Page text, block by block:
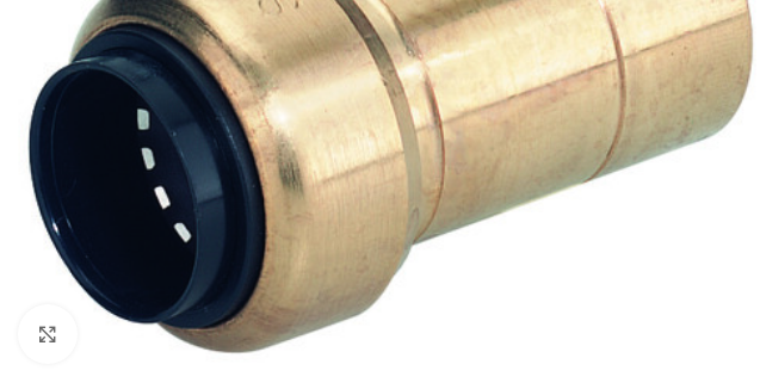
Click to enlarge